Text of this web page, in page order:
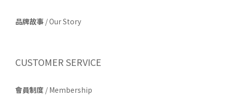
品牌故事 /Our Story
CUSTOMER SERVICE
會員制度 / Membership